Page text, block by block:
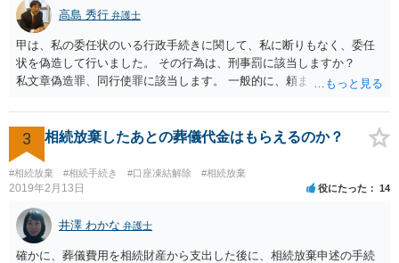
高島 秀行 弁護士
甲は、私の委任状のいる行政手続きに関して、私に断りもなく、委任
状を偽造して行いました。 その行為は、刑事罰に該当しますか？
私文章偽造罪、同行使罪に該当します。 一般的に、頼まれた（委任さ
か？ 委任状を偽造して使用することはまでは依頼の範囲ではない
ので できないと思います。
3 相続放棄したあとの葬儀代金はもらえるのか？
#相続放棄 #相続手続き #口座凍結解除 #相続放棄
2019年2月13日 役にたった 14
井澤 わかな 弁護士
確かに、葬儀費用を相続財産から支出した後に、相続放棄申述の手続